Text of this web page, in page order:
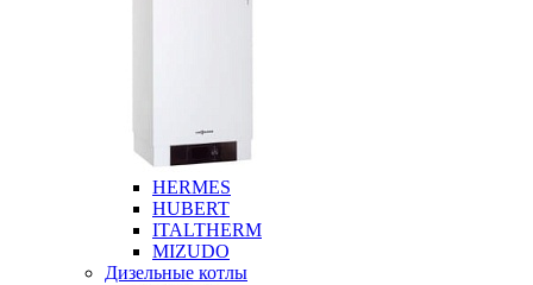
HERMES
HUBERT
ITALTHERM
MIZUDO
Дизельные котлы